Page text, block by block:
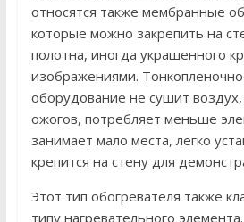
относятся также мембранные
которые можно закрепить на
полотна, иногда украшенного
изображениями.
оборудование не сушит воздух,
ожогов, потребляет меньше
занимает мало места, легко
крепится на стену для
Этот тип обогревателя также
типу нагревательного